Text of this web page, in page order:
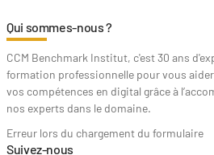
Qui sommes-nous ?
CCM Benchmark Institut, c'est 30 ans
formation professionnelle pour vous
vos compétences en digital grâce à
nos experts dans le domaine.
Erreur lors du chargement du formulaire
Suivez-nous